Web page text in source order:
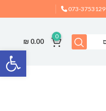
073-3753129
0
₪ 0.00